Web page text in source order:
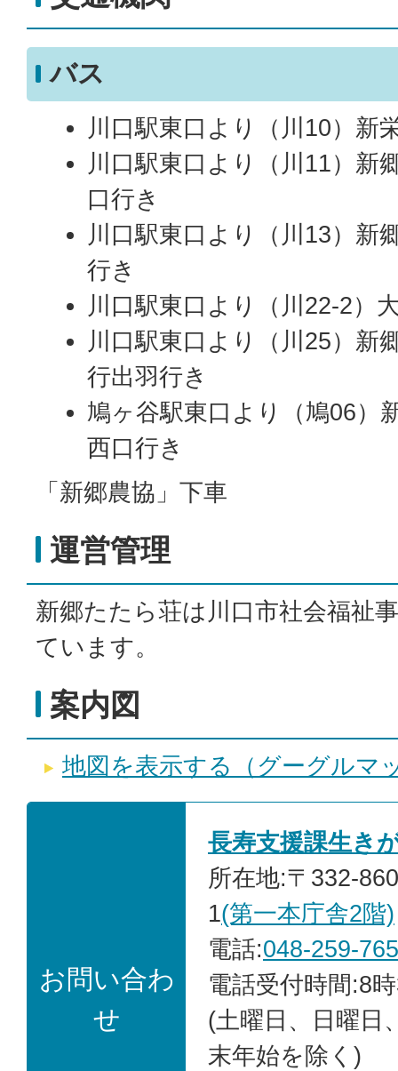
バス
川口駅東口より（川10）新
川口駅東口より（川11）新
口行き
川口駅東口より（川13）新
行き
川口駅東口より（川22-2）
川口駅東口より（川25）新
行出羽行き
鳩ヶ谷駅東口より（鳩06）
西口行き
「新郷農協」下車
運営管理
新郷たたら荘は川口市社会福祉
ています。
案内図
地図を表示する（グーグルマ
お問い合わ
せ
長寿支援課生き
所在地:〒332-
1(第一本庁舎2階)
電話:048-259-
電話受付時間:8
(土曜日、日曜日
末年始を除く)